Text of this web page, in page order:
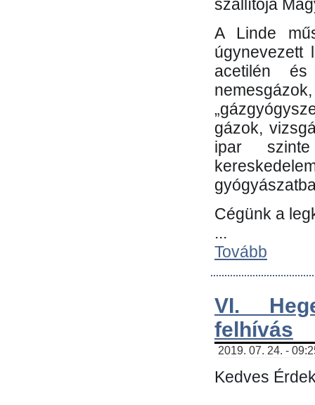
szállítója
A Linde
úgynevezett
acetilén és
gázok,
ipar
Cégünk a
...
Tovább
VI.
felhívás
2019. 07. 24. -
Kedves